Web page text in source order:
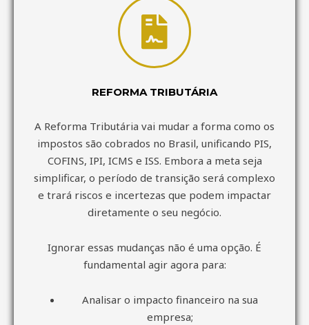
REFORMA TRIBUTÁRIA
A Reforma Tributária vai mudar a forma como os
impostos são cobrados no Brasil, unificando PIS,
COFINS, IPI, ICMS e ISS. Embora a meta seja
simplificar, o período de transição será complexo
e trará riscos e incertezas que podem impactar
diretamente o seu negócio.
Ignorar essas mudanças não é uma opção. É
fundamental agir agora para:
Analisar o impacto financeiro na sua
empresa;